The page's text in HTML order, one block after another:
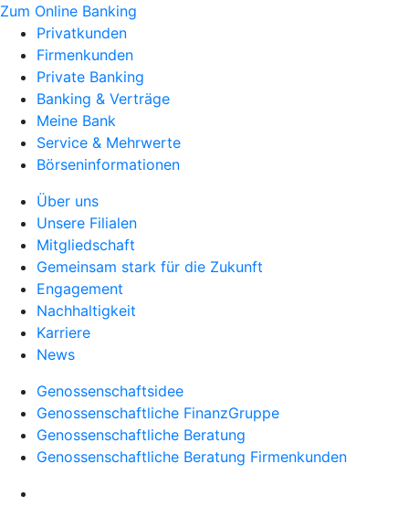
Zum Online Banking
Privatkunden
Firmenkunden
Private Banking
Banking & Verträge
Meine Bank
Service & Mehrwerte
Börseninformationen
Über uns
Unsere Filialen
Mitgliedschaft
Gemeinsam stark für die Zukunft
Engagement
Nachhaltigkeit
Karriere
News
Genossenschaftsidee
Genossenschaftliche FinanzGruppe
Genossenschaftliche Beratung
Genossenschaftliche Beratung Firmenkunden